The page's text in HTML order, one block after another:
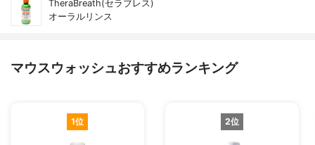
TheraBreath(セラブレス)
オーラルリンス
マウスウォッシュおすすめランキング
1位 2位